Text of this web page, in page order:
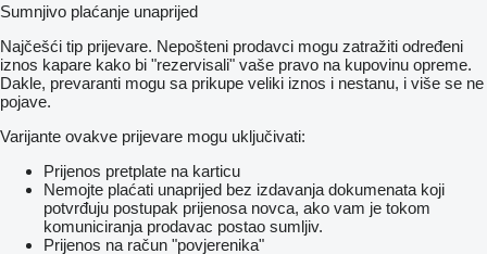
Sumnjivo plaćanje unaprijed
Najčešći tip prijevare. Nepošteni prodavci mogu zatražiti određeni
iznos kapare kako bi "rezervisali" vaše pravo na kupovinu opreme.
Dakle, prevaranti mogu sa prikupe veliki iznos i nestanu, i više se ne
pojave.
Varijante ovakve prijevare mogu uključivati:
Prijenos pretplate na karticu
Nemojte plaćati unaprijed bez izdavanja dokumenata koji
potvrđuju postupak prijenosa novca, ako vam je tokom
komuniciranja prodavac postao sumljiv.
Prijenos na račun "povjerenika"